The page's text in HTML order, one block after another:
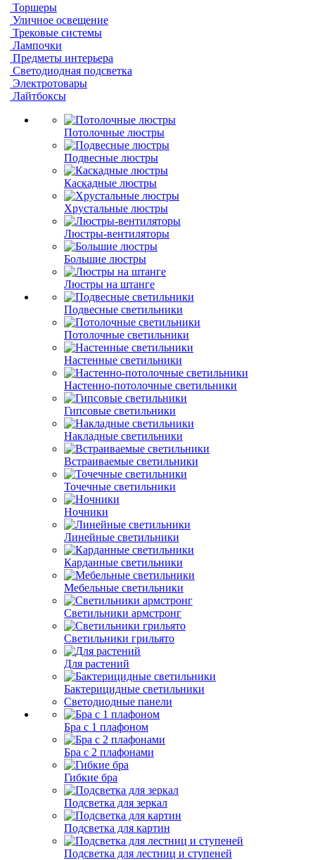
Торшеры
Уличное освещение
Трековые системы
Лампочки
Предметы интерьера
Светодиодная подсветка
Электротовары
Лайтбоксы
Потолочные люстры
Подвесные люстры
Каскадные люстры
Хрустальные люстры
Люстры-вентиляторы
Большие люстры
Люстры на штанге
Подвесные светильники
Потолочные светильники
Настенные светильники
Настенно-потолочные светильники
Гипсовые светильники
Накладные светильники
Встраиваемые светильники
Точечные светильники
Ночники
Линейные светильники
Карданные светильники
Мебельные светильники
Светильники армстронг
Светильники грильято
Для растений
Бактерицидные светильники
Светодиодные панели
Бра с 1 плафоном
Бра с 2 плафонами
Гибкие бра
Подсветка для зеркал
Подсветка для картин
Подсветка для лестниц и ступеней